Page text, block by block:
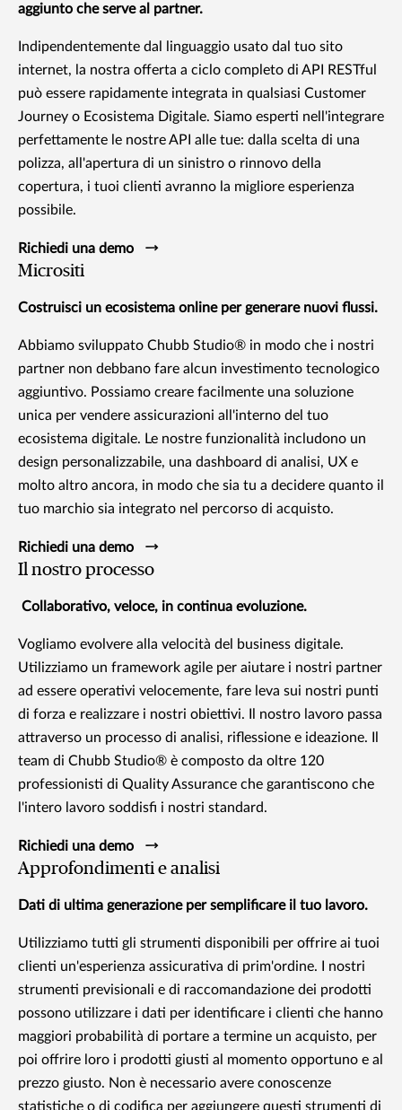
aggiunto che serve al partner.
Indipendentemente dal linguaggio usato dal tuo sito
internet, la nostra offerta a ciclo completo di API RESTful
può essere rapidamente integrata in qualsiasi Customer
Journey o Ecosistema Digitale. Siamo esperti nell'integrare
perfettamente le nostre API alle tue: dalla scelta di una
polizza, all'apertura di un sinistro o rinnovo della
copertura, i tuoi clienti avranno la migliore esperienza
possibile.
Richiedi una demo
Micrositi
Costruisci un ecosistema online per generare nuovi flussi.
Abbiamo sviluppato Chubb Studio® in modo che i nostri
partner non debbano fare alcun investimento tecnologico
aggiuntivo. Possiamo creare facilmente una soluzione
unica per vendere assicurazioni all'interno del tuo
ecosistema digitale. Le nostre funzionalità includono un
design personalizzabile, una dashboard di analisi, UX e
molto altro ancora, in modo che sia tu a decidere quanto il
tuo marchio sia integrato nel percorso di acquisto.
Richiedi una demo
Il nostro processo
Collaborativo, veloce, in continua evoluzione.
Vogliamo evolvere alla velocità del business digitale.
Utilizziamo un framework agile per aiutare i nostri partner
ad essere operativi velocemente, fare leva sui nostri punti
di forza e realizzare i nostri obiettivi. Il nostro lavoro passa
attraverso un processo di analisi, riflessione e ideazione. Il
team di Chubb Studio® è composto da oltre 120
professionisti di Quality Assurance che garantiscono che
l'intero lavoro soddisfi i nostri standard.
Richiedi una demo
Approfondimenti e analisi
Dati di ultima generazione per semplificare il tuo lavoro.
Utilizziamo tutti gli strumenti disponibili per offrire ai tuoi
clienti un'esperienza assicurativa di prim'ordine. I nostri
strumenti previsionali e di raccomandazione dei prodotti
possono utilizzare i dati per identificare i clienti che hanno
maggiori probabilità di portare a termine un acquisto, per
poi offrire loro i prodotti giusti al momento opportuno e al
prezzo giusto. Non è necessario avere conoscenze
statistiche o di codifica per aggiungere questi strumenti di